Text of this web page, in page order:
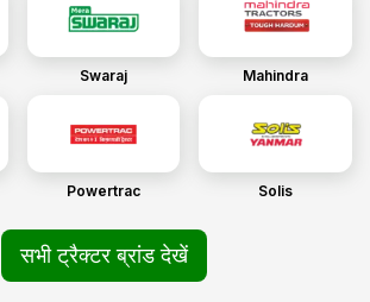
Swaraj Mahindra
Powertrac Solis
सभी ट्रैक्टर ब्रांड देखें